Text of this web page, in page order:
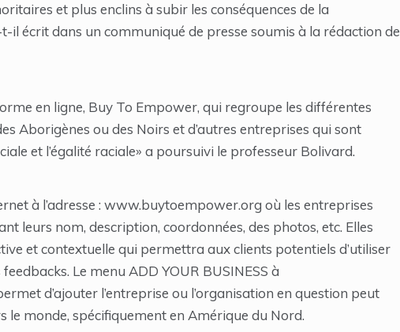
et plus enclins à subir les conséquences de la
il écrit dans un communiqué de presse soumis à la rédaction de
en ligne, Buy To Empower, qui regroupe les différentes
Aborigènes ou des Noirs et d’autres entreprises qui sont
et l’égalité raciale» a poursuivi le professeur Bolivard.
à l’adresse : www.buytoempower.org où les entreprises
leurs nom, description, coordonnées, des photos, etc. Elles
et contextuelle qui permettra aux clients potentiels d’utiliser
Le menu ADD YOUR BUSINESS à
d’ajouter l’entreprise ou l’organisation en question peut
monde, spécifiquement en Amérique du Nord.